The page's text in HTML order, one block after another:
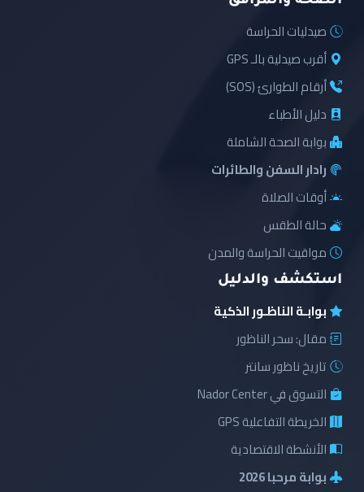
صيدليات الحراسة
أقرب صيدلية بالـ GPS
أرقام الطوارئ (SOS)
دليل الأطباء
بوابة الصحة الشاملة
رادار السفن والطائرات
أوقات الصلاة
حالة الطقس
مواقيت الحراسة والمدن
استكشف والدليل
بوابـة الناظـور الذكية
مقال: سحر الناظور
تاريخ ناظور سانتر
التسوق في Nador Center
الخريطة التفاعلية GPS
الأنشطة الاقتصادية
بوابة مرحبا 2026